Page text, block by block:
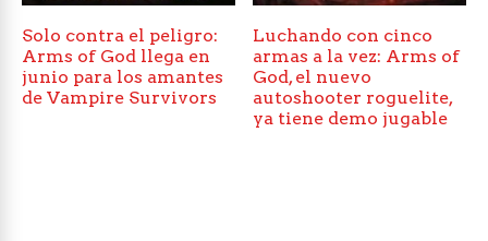
Solo contra el peligro:
Arms of God llega en
junio para los amantes
de Vampire Survivors
Luchando con cinco
armas a la vez: Arms of
God, el nuevo
autoshooter roguelite,
ya tiene demo jugable